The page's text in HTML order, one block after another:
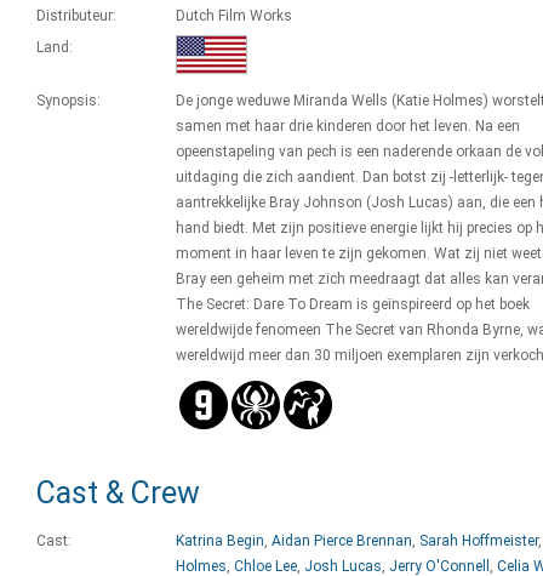
Distributeur:
Dutch Film Works
Land:
Synopsis:
De jonge weduwe Miranda Wells (Katie Holmes)
samen met haar drie kinderen door het leven. Na een
opeenstapeling van pech is een naderende orkaan de
uitdaging die zich aandient. Dan botst zij -letterlijk-
aantrekkelijke Bray Johnson (Josh Lucas) aan, die een
hand biedt. Met zijn positieve energie lijkt hij precies op
moment in haar leven te zijn gekomen. Wat zij niet
Bray een geheim met zich meedraagt dat alles kan
The Secret: Dare To Dream is geïnspireerd op het boek
wereldwijde fenomeen The Secret van Rhonda Byrne,
wereldwijd meer dan 30 miljoen exemplaren zijn
Cast & Crew
Cast: Katrina Begin, Aidan Pierce Brennan, Sarah Hoffmeister
Holmes, Chloe Lee, Josh Lucas, Jerry O'Connell , Celia